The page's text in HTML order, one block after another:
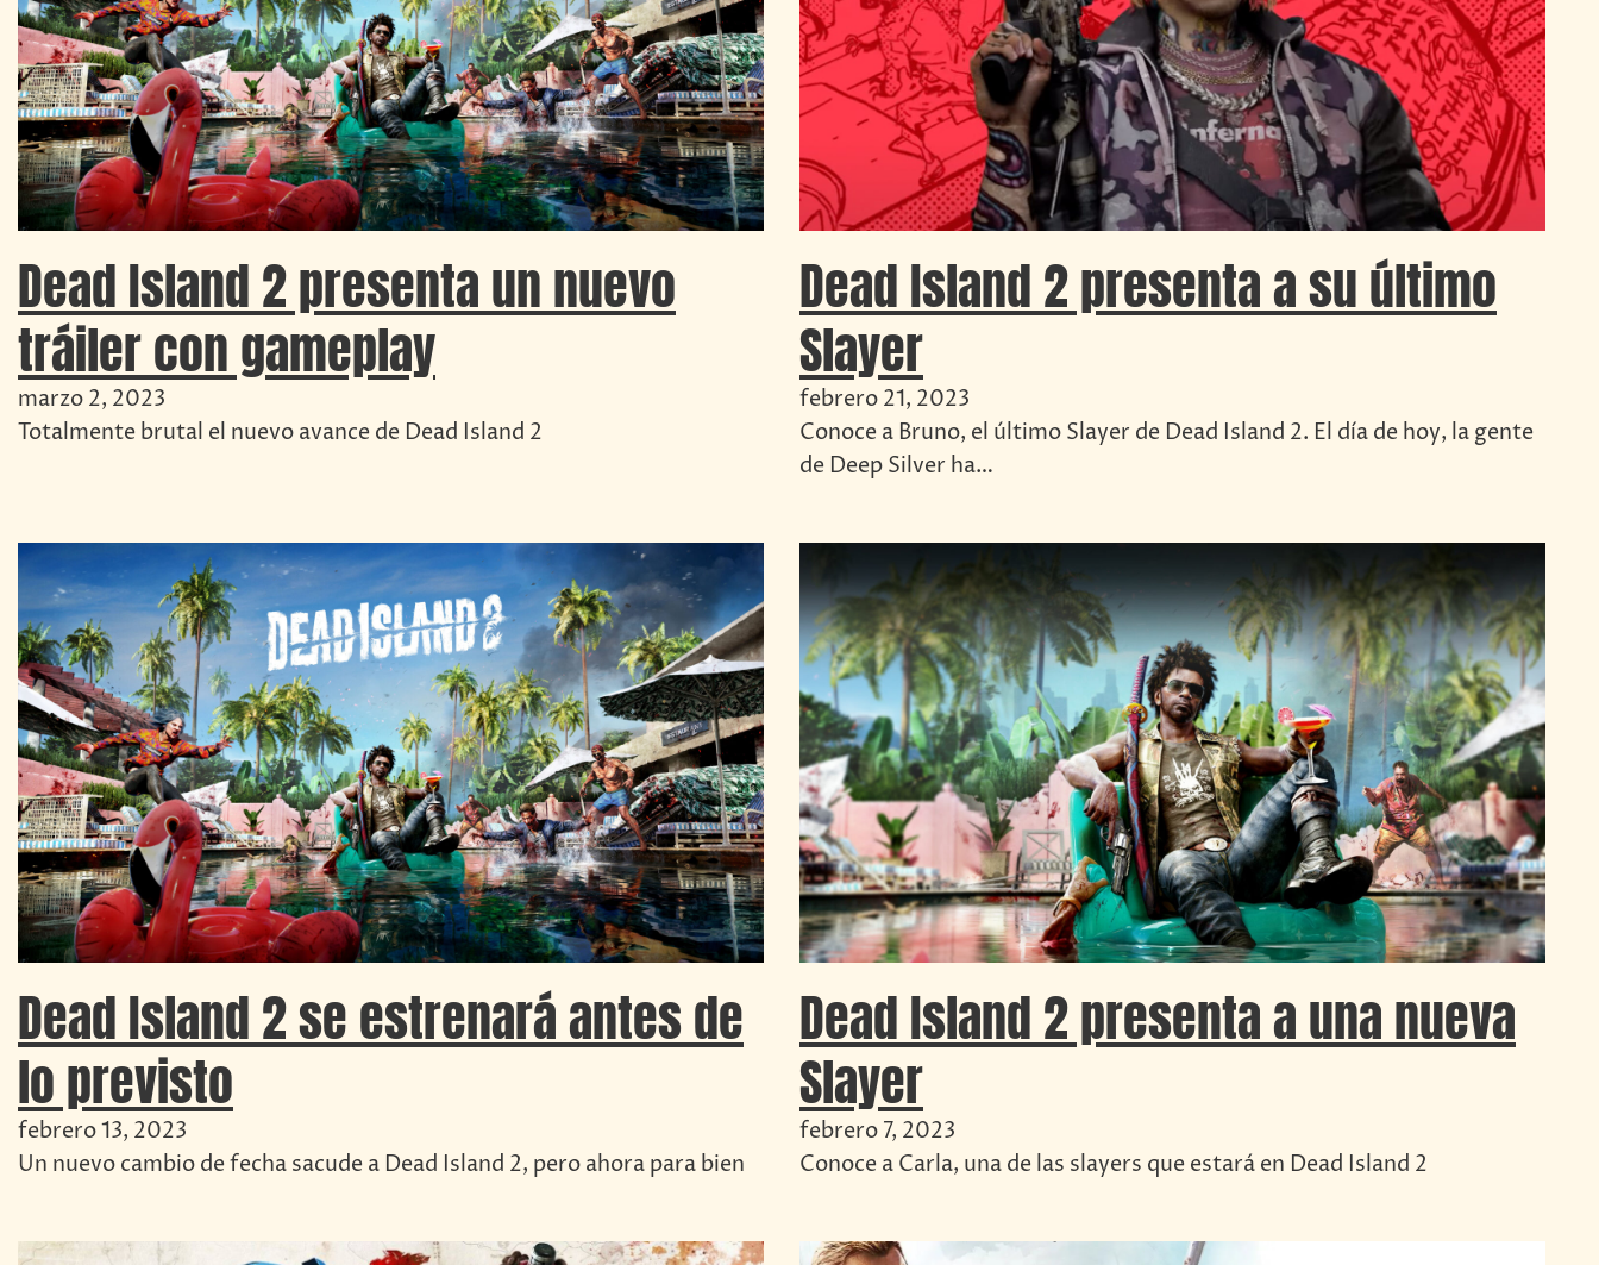
Dead Island 2 presenta un nuevo
tráiler con gameplay
marzo 2, 2023
Totalmente brutal el nuevo avance de Dead Island 2
Dead Island 2 presenta a su último
Slayer
febrero 21, 2023
Conoce a Bruno, el último Slayer de Dead Island 2. El día de hoy, la gente
de Deep Silver ha…
Dead Island 2 se estrenará antes de
lo previsto
febrero 13, 2023
Un nuevo cambio de fecha sacude a Dead Island 2, pero ahora para bien
Dead Island 2 presenta a una nueva
Slayer
febrero 7, 2023
Conoce a Carla, una de las slayers que estará en Dead Island 2